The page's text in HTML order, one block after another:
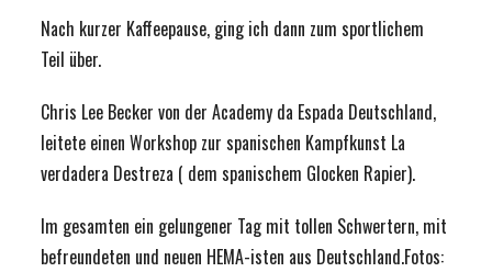
Nach kurzer Kaffeepause, ging ich dann zum sportlichem
Teil über.
Chris Lee Becker von der Academy da Espada Deutschland,
leitete einen Workshop zur spanischen Kampfkunst La
verdadera Destreza ( dem spanischem Glocken Rapier).
Im gesamten ein gelungener Tag mit tollen Schwertern, mit
befreundeten und neuen HEMA-isten aus Deutschland.Fotos: